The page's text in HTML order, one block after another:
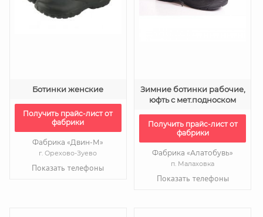
Ботинки женские
Получить прайс-лист от
фабрики
Фабрика «Двин-М»
г. Орехово-Зуево
Показать телефоны
Зимние ботинки рабочие,
юфть с мет.подноском
Получить прайс-лист от
фабрики
Фабрика «Алатобувь»
п. Малаховка
Показать телефоны